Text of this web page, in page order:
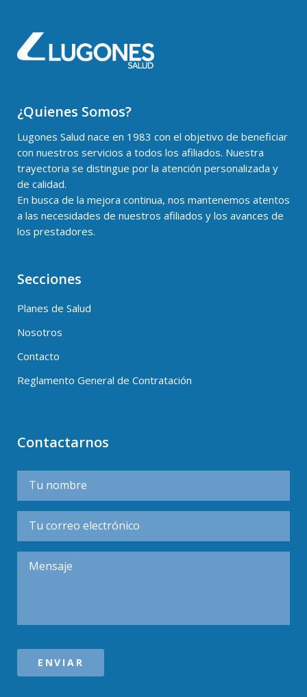
¿Quienes Somos?
Lugones Salud nace en 1983 con el objetivo de beneficiar
con nuestros servicios a todos los afiliados. Nuestra
trayectoria se distingue por la atención personalizada y
de calidad.
En busca de la mejora continua, nos mantenemos atentos
a las necesidades de nuestros afiliados y los avances de
los prestadores.
Secciones
Planes de Salud
Nosotros
Contacto
Reglamento General de Contratación
Contactarnos